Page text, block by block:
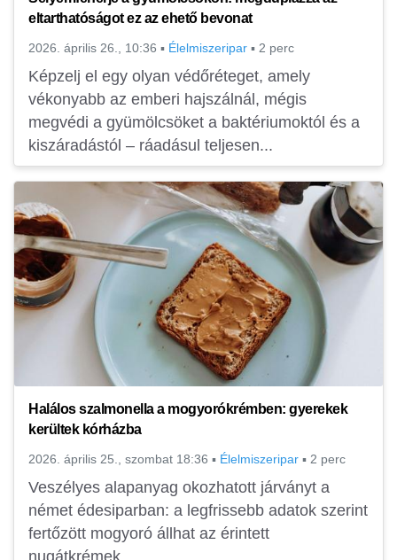
eltarthatóságot ez az ehető bevonat
2026. április 26., 10:36 ▪ Élelmiszeripar ▪ 2 perc
Képzelj el egy olyan védőréteget, amely
vékonyabb az emberi hajszálnál, mégis
megvédi a gyümölcsöket a baktériumoktól és a
kiszáradástól – ráadásul teljesen...
Halálos szalmonella a mogyorókrémben: gyerekek
kerültek kórházba
2026. április 25., szombat 18:36 ▪ Élelmiszeripar ▪ 2 perc
Veszélyes alapanyag okozhatott járványt a
német édesiparban: a legfrissebb adatok szerint
fertőzött mogyoró állhat az érintett
nugátkrémek...